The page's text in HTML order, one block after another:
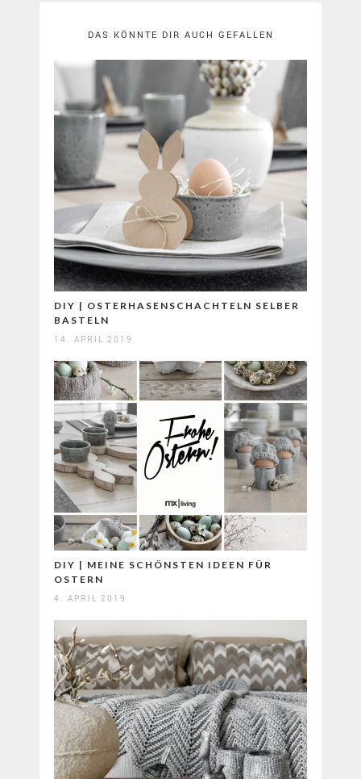
DAS KÖNNTE DIR AUCH GEFALLEN
DIY | OSTERHASENSCHACHTELN SELBER
BASTELN
14. APRIL 2019
DIY | MEINE SCHÖNSTEN IDEEN FÜR
OSTERN
4. APRIL 2019